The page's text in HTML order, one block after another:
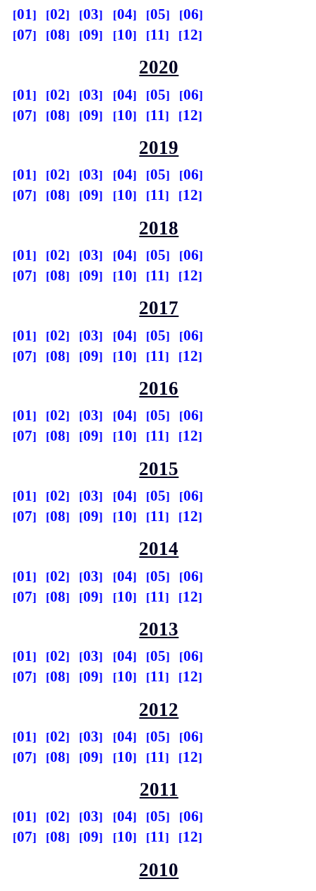
01 02 03 04 05
06
07
08 09 10 11 12
2020
01 02 03 04 05
06
07
08 09 10 11 12
2019
01 02 03 04 05
06
07
08 09 10 11 12
2018
01 02 03 04 05
06
07
08 09 10 11 12
2017
01 02 03 04 05
06
07
08 09 10 11 12
2016
01 02 03 04 05
06
07
08 09 10 11 12
2015
01 02 03 04 05
06
07
08 09 10 11 12
2014
01 02 03 04 05
06
07
08 09 10 11 12
2013
01 02 03 04 05
06
07
08 09 10 11 12
2012
01 02 03 04 05
06
07
08 09 10 11 12
2011
01 02 03 04 05
06
07
08 09 10 11 12
2010